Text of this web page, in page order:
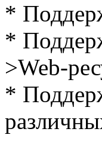
*
*
>Web-
*